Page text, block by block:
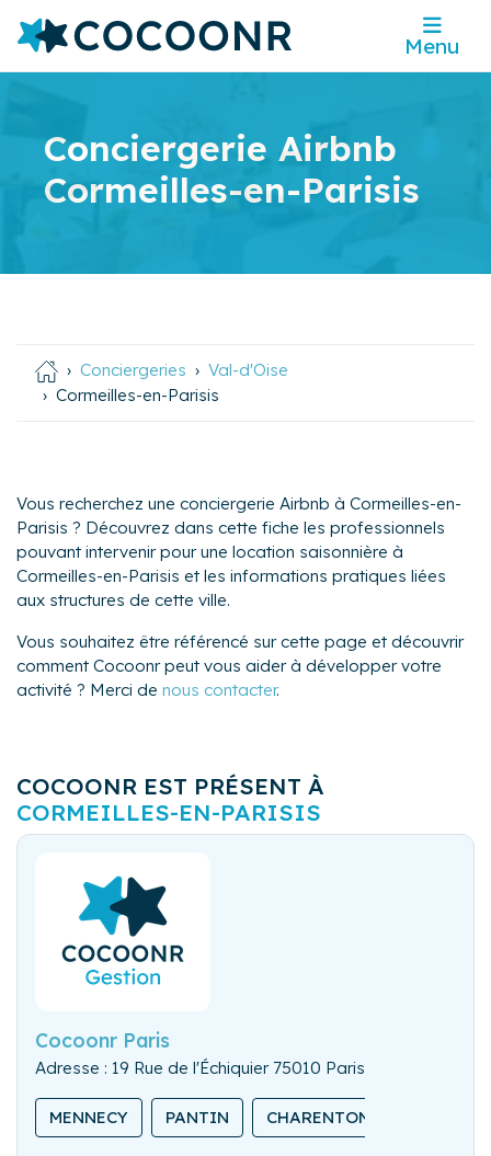
Menu
Conciergerie Airbnb
Cormeilles-en-Parisis
Conciergeries
Val-d'Oise
Cormeilles-en-Parisis
Vous recherchez une conciergerie Airbnb à Cormeilles-en-
Parisis ? Découvrez dans cette fiche les professionnels
pouvant intervenir pour une location saisonnière à
Cormeilles-en-Parisis et les informations pratiques liées
aux structures de cette ville.
Vous souhaitez être référencé sur cette page et découvrir
comment Cocoonr peut vous aider à développer votre
activité ? Merci de nous contacter.
COCOONR EST PRÉSENT À
CORMEILLES-EN-PARISIS
Cocoonr Paris
Adresse : 19 Rue de l'Échiquier 75010 Paris
MENNECY PANTIN CHARENTON-LE-PONT